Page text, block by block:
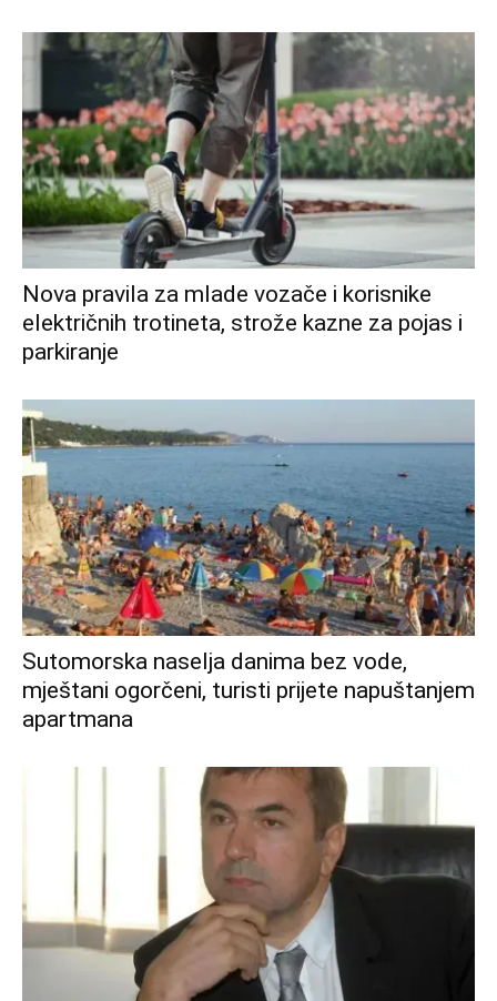
Nova pravila za mlade vozače i korisnike
električnih trotineta, strože kazne za pojas i
parkiranje
Sutomorska naselja danima bez vode,
mještani ogorčeni, turisti prijete napuštanjem
apartmana